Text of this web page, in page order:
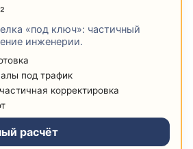
«под ключ»: частичный
инженерии.
под трафик
корректировка
расчёт